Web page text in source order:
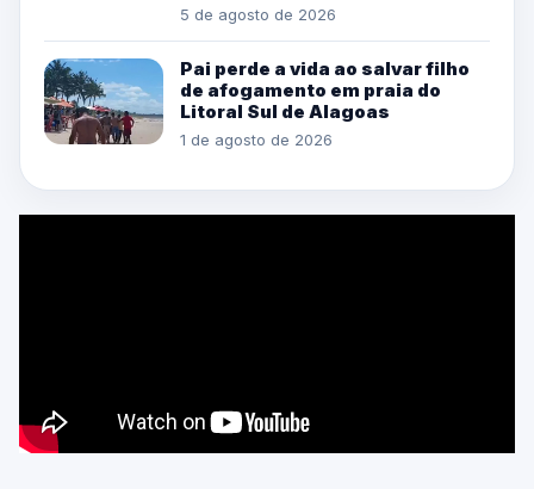
5 de agosto de 2026
Pai perde a vida ao salvar filho
de afogamento em praia do
Litoral Sul de Alagoas
1 de agosto de 2026